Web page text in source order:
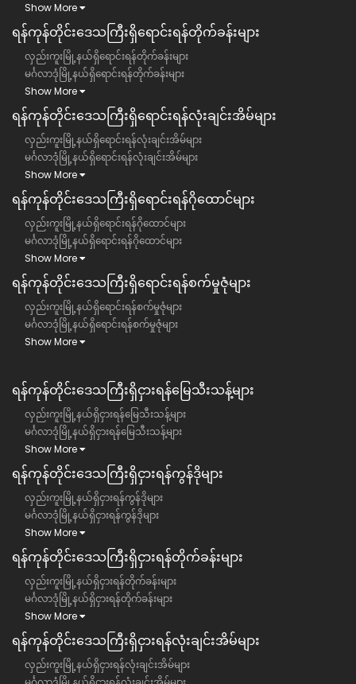
Show More
ရန်ကုန်တိုင်းဒေသကြီး​ရှိရောင်းရန်တိုက်ခန်းများ
လှည်းကူးမြို့နယ်ရှိရောင်းရန်တိုက်ခန်းများ
မင်္ဂလာဒုံမြို့နယ်ရှိရောင်းရန်တိုက်ခန်းများ
Show More
ရန်ကုန်တိုင်းဒေသကြီး​ရှိရောင်းရန်လုံးချင်းအိမ်များ
လှည်းကူးမြို့နယ်ရှိရောင်းရန်လုံးချင်းအိမ်များ
မင်္ဂလာဒုံမြို့နယ်ရှိရောင်းရန်လုံးချင်းအိမ်များ
Show More
ရန်ကုန်တိုင်းဒေသကြီး​ရှိရောင်းရန်ဂိုထောင်များ
လှည်းကူးမြို့နယ်ရှိရောင်းရန်ဂိုထောင်များ
မင်္ဂလာဒုံမြို့နယ်ရှိရောင်းရန်ဂိုထောင်များ
Show More
ရန်ကုန်တိုင်းဒေသကြီး​ရှိရောင်းရန်စက်မှုဇုံများ
လှည်းကူးမြို့နယ်ရှိရောင်းရန်စက်မှုဇုံများ
မင်္ဂလာဒုံမြို့နယ်ရှိရောင်းရန်စက်မှုဇုံများ
Show More
ရန်ကုန်တိုင်းဒေသကြီး​​ရှိငှားရန်မြေသီးသန့်များ
လှည်းကူးမြို့နယ်ရှိငှားရန်မြေသီးသန့်များ
မင်္ဂလာဒုံမြို့နယ်ရှိငှားရန်မြေသီးသန့်များ
Show More
ရန်ကုန်တိုင်းဒေသကြီး​​ရှိငှားရန်ကွန်ဒိုများ
လှည်းကူးမြို့နယ်ရှိငှားရန်ကွန်ဒိုများ
မင်္ဂလာဒုံမြို့နယ်ရှိငှားရန်ကွန်ဒိုများ
Show More
ရန်ကုန်တိုင်းဒေသကြီး​​ရှိငှားရန်တိုက်ခန်းများ
လှည်းကူးမြို့နယ်ရှိငှားရန်တိုက်ခန်းများ
မင်္ဂလာဒုံမြို့နယ်ရှိငှားရန်တိုက်ခန်းများ
Show More
ရန်ကုန်တိုင်းဒေသကြီး​​ရှိငှားရန်လုံးချင်းအိမ်များ
လှည်းကူးမြို့နယ်ရှိငှားရန်လုံးချင်းအိမ်များ